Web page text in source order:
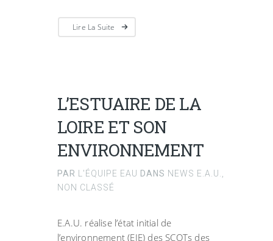
Lire La Suite
L’ESTUAIRE DE LA
LOIRE ET SON
ENVIRONNEMENT
PAR L'ÉQUIPE EAU DANS NEWS E.A.U.
NON CLASSÉ
E.A.U. réalise l’état initial de
l’environnement (EIE) des SCOTs des